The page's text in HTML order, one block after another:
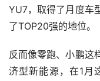
YU7，取得了月度车
了TOP20强的地位。
反而像零跑、小鹏这
济型新能源，在1月